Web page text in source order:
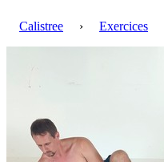
Calistree › Exercices